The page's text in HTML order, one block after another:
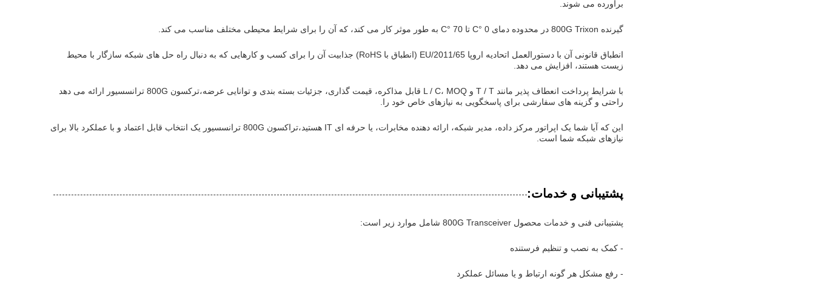
برآورده می شوند.
گیرنده 800G Trixon در محدوده دمای 0 °C تا 70 °C به طور موثر کار می کند، که آن را برای شرایط محیطی مختلف مناسب می کند.
انطباق قانونی آن با دستورالعمل اتحادیه اروپا 2011/65/EU (انطباق با RoHS) جذابیت آن را برای کسب و کارهایی که به دنبال راه حل های شبکه سازگار با محیط
زیست هستند، افزایش می دهد.
با شرایط پرداخت انعطاف پذیر مانند T / T و L / C، MOQ قابل مذاکره، قیمت گذاری، جزئیات بسته بندی و توانایی عرضه،ترکسون 800G ترانسسیور ارائه می دهد
راحتی و گزینه های سفارشی برای پاسخگویی به نیازهای خاص خود را.
این که آیا شما یک اپراتور مرکز داده، مدیر شبکه، ارائه دهنده مخابرات، یا حرفه ای IT هستید،تراکسون 800G ترانسسیور یک انتخاب قابل اعتماد و با عملکرد بالا برای
نیازهای شبکه شما است.
پشتیبانی و خدمات:
پشتیبانی فنی و خدمات محصول 800G Transceiver شامل موارد زیر است:
- کمک به نصب و تنظیم فرستنده
- رفع مشکل هر گونه ارتباط و یا مسائل عملکرد